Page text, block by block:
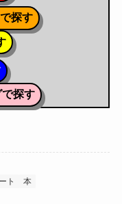
探す
探す
ト 本